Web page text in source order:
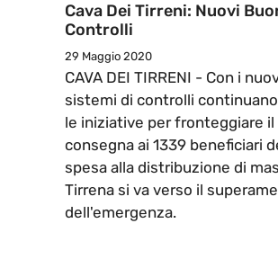
Cava Dei Tirreni: Nuovi
Controlli
29 Maggio 2020
CAVA DEI TIRRENI - Con i
sistemi di controlli continuano
le iniziative per fronteggiare il
consegna ai 1339 beneficiari
spesa alla distribuzione di
Tirrena si va verso il
dell'emergenza.